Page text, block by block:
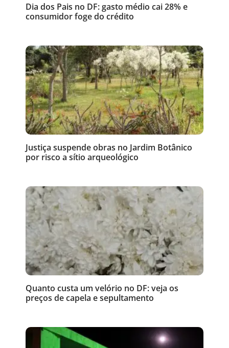
Dia dos Pais no DF: gasto médio cai 28% e
consumidor foge do crédito
Justiça suspende obras no Jardim Botânico
por risco a sítio arqueológico
Quanto custa um velório no DF: veja os
preços de capela e sepultamento